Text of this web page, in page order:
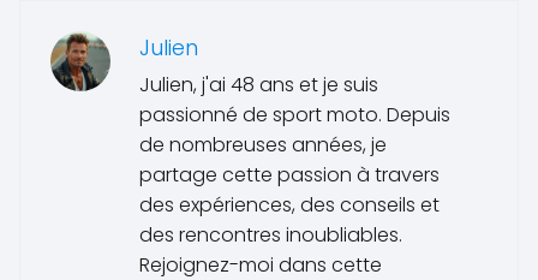
Julien
Julien, j'ai 48 ans et je suis
passionné de sport moto. Depuis
de nombreuses années, je
partage cette passion à travers
des expériences, des conseils et
des rencontres inoubliables.
Rejoignez-moi dans cette